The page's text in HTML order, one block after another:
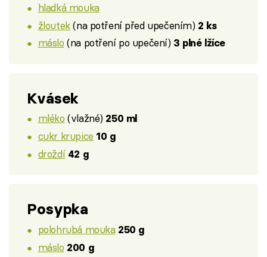
hladká mouka
žloutek(na potření před upečením) 2 ks
máslo (na potření po upečení) 3 plné lžíce
Kvásek
mléko (vlažné) 250 ml
cukr krupice 10 g
droždí 42 g
Posypka
polohrubá mouka 250 g
máslo 200 g